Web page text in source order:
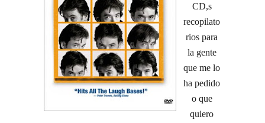
CD,s
recopilato
rios para
la gente
que me lo
ha pedido
o que
quiero